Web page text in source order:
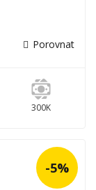
Porovnat
300K
-5%